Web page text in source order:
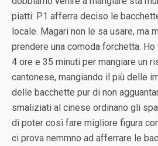
piatti: P1 afferra deciso le
locale. Magari non le sa usare, ma
prendere una comoda forchetta.
4 ore e 35 minuti per mangiare un
cantonese, mangiando il più delle
delle bacchette pur di non
smaliziati al cinese ordinano gli
di poter così fare migliore figura
ci prova nemmno ad afferrare le